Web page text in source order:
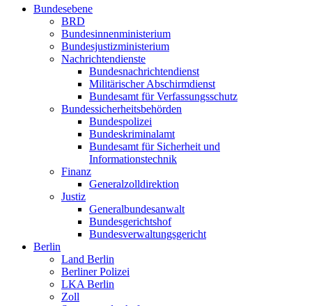
Bundesebene
BRD
Bundesinnenministerium
Bundesjustizministerium
Nachrichtendienste
Bundesnachrichtendienst
Militärischer Abschirmdienst
Bundesamt für Verfassungsschutz
Bundessicherheitsbehörden
Bundespolizei
Bundeskriminalamt
Bundesamt für Sicherheit und
Informationstechnik
Finanz
Generalzolldirektion
Justiz
Generalbundesanwalt
Bundesgerichtshof
Bundesverwaltungsgericht
Berlin
Land Berlin
Berliner Polizei
LKA Berlin
Zoll